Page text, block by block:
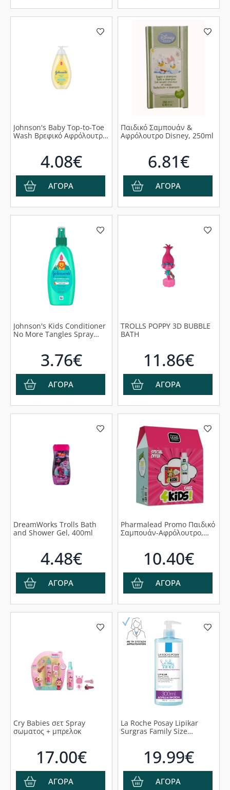
Johnson's Baby Top-to-Toe
Wash Βρεφικό Αφρόλουτρο
4.08€
ΑΓΟΡΑ
Παιδικό Σαμπουάν &
Αφρόλουτρο Disney, 250ml
6.81€
ΑΓΟΡΑ
Johnson's Kids Conditioner
No More Tangles Spray
3.76€
ΑΓΟΡΑ
TROLLS POPPY 3D BUBBLE
BATH
11.86€
ΑΓΟΡΑ
DreamWorks Trolls Bath
and Shower Gel, 400ml
4.48€
ΑΓΟΡΑ
Pharmalead Promo Παιδικό
Σαμπουάν-Αφρόλουτρο,
10.40€
ΑΓΟΡΑ
Cry Babies σετ Spray
σωματος + μπρελοκ
17.00€
ΑΓΟΡΑ
La Roche Posay Lipikar
Surgras Family Size
Επιπλέον Προϊόν, 750ml
19.99€
ΑΓΟΡΑ